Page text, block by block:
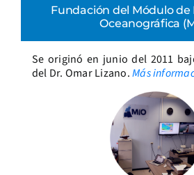
Fundación del Módulo
Oceanográfica
Se originó en junio del 2011
del Dr. Omar Lizano.Más